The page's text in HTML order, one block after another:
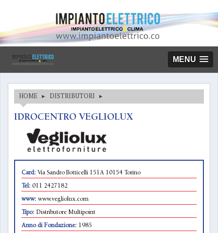
MENU
HOME ▸ DISTRIBUTORI ▸
IDROCENTRO VEGLIOLUX
Card: Via Sandro Botticelli 151A 10154 Torino
Tel: 011 2427182
www: www.vegliolux.com
Tipo: Distributore Multipoint
Anno di Fondazione: 1985